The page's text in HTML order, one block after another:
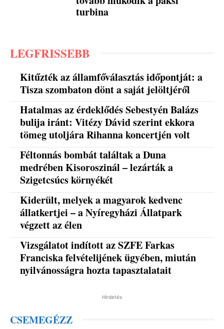
turbina
LEGFRISSEBB
Kitűzték az államfőválasztás időpontját: a
Tisza szombaton dönt a saját jelöltjéről
Hatalmas az érdeklődés Sebestyén Balázs
bulija iránt: Vitézy Dávid szerint ekkora
tömeg utoljára Rihanna koncertjén volt
Féltonnás bombát találtak a Duna
medrében Kisoroszinál – lezárták a
Szigetcsúcs környékét
Kiderült, melyek a magyarok kedvenc
állatkertjei – a Nyíregyházi Állatpark
végzett az élen
Vizsgálatot indított az SZFE Farkas
Franciska felvételijének ügyében, miután
nyilvánosságra hozta tapasztalatait
Hirdetés
CSEMEGÉZZ